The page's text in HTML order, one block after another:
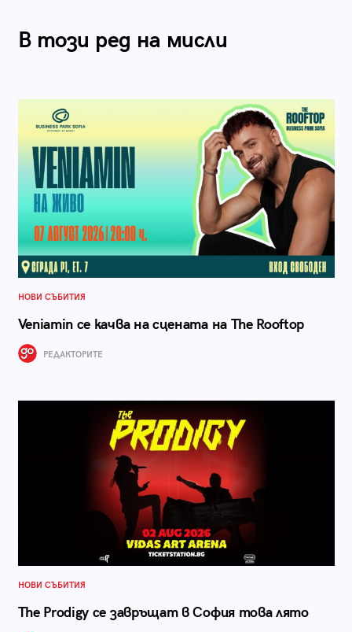
В този ред на мисли
НОВИ СЪБИТИЯ
Veniamin се качва на сцената на The Rooftop
РЕДАКТОРИТЕ
НОВИ СЪБИТИЯ
The Prodigy се завръщат в София това лято